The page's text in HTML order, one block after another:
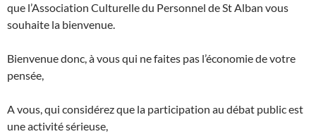
que l’Association Culturelle du Personnel de St Alban vous
souhaite la bienvenue.
Bienvenue donc, à vous qui ne faites pas l’économie de votre
pensée,
A vous, qui considérez que la participation au débat public est
une activité sérieuse,